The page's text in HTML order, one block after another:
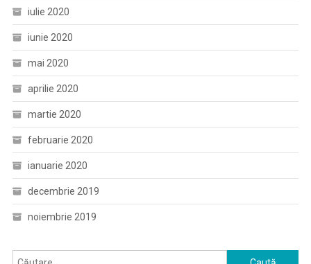
iulie 2020
iunie 2020
mai 2020
aprilie 2020
martie 2020
februarie 2020
ianuarie 2020
decembrie 2019
noiembrie 2019
Caută